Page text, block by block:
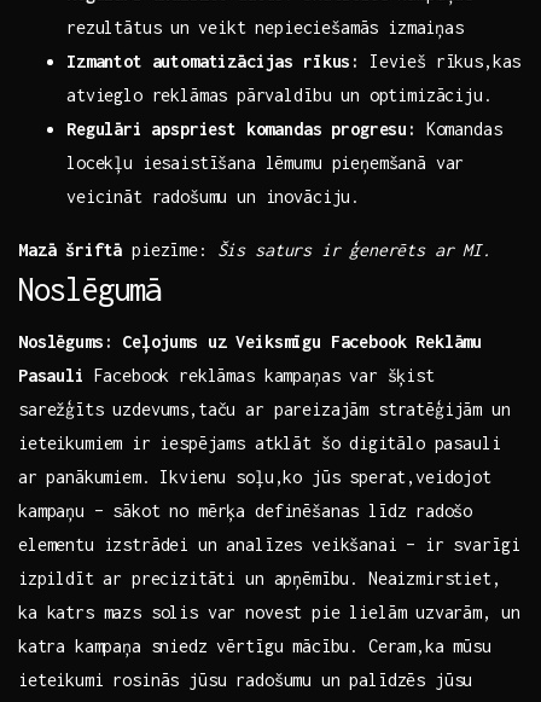
rezultātus⁤ un ⁤veikt⁢ nepieciešamās ‌izmaiņas
Izmantot automatizācijas rīkus:
Ievieš rīkus,kas
atvieglo reklāmas ⁢pārvaldību un optimizāciju.
Regulāri⁤ apspriest komandas progresu:
Komandas
locekļu iesaistīšana lēmumu pieņemšanā var
veicināt radošumu un inovāciju.
Mazā šriftā piezīme: Šis saturs ir ⁣ģenerēts ar MI.
Noslēgumā
Noslēgums: ‍Ceļojums uz Veiksmīgu Facebook Reklāmu
⁢Pasauli Facebook reklāmas kampaņas var‍ šķist
sarežģīts‌ uzdevums,taču ar pareizajām stratēģijām⁤ un
ieteikumiem ir ⁤iespējams atklāt ‌šo ⁣digitālo pasauli
ar ⁢panākumiem. Ikvienu‍ soļu,ko jūs sperat,veidojot​
kampaņu – ‌sākot no mērķa definēšanas līdz⁢ radošo
elementu izstrādei un analīzes veikšanai⁣ – ir svarīgi
⁢izpildīt ar precizitāti un apņēmību. Neaizmirstiet,‍
ka katrs mazs solis var novest pie lielām⁢ uzvarām, un
⁣katra kampaņa sniedz vērtīgu ‌mācību. Ceram,ka mūsu
ieteikumi rosinās jūsu radošumu ‍un palīdzēs jūsu